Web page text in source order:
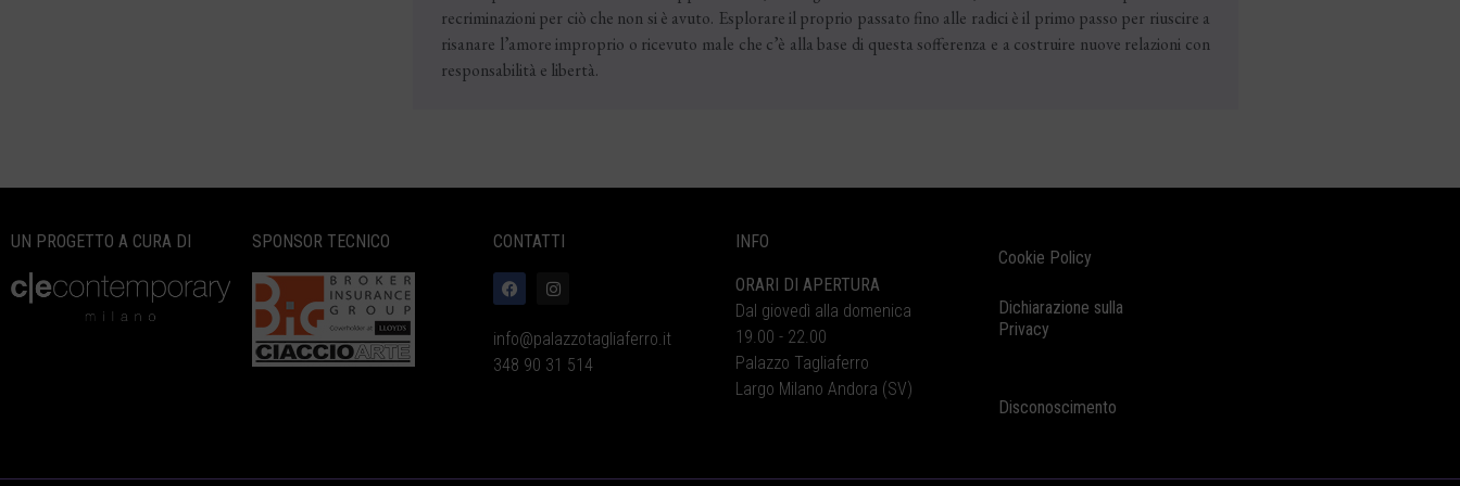
recriminazioni per ciò che non si è avuto. Esplorare il proprio passato fino alle radici è il primo passo per riuscire a
risanare l’amore improprio o ricevuto male che c’è alla base di questa sofferenza e a costruire nuove relazioni con
responsabilità e libertà.
UN PROGETTO A CURA DI SPONSOR TECNICO CONTATTI
info@palazzotagliaferro.it
348 90 31 514
INFO
ORARI DI APERTURA
Dal giovedì alla domenica
19.00 - 22.00
Palazzo Tagliaferro
Largo Milano Andora (SV)
Cookie Policy
Dichiarazione sulla
Privacy
Disconoscimento